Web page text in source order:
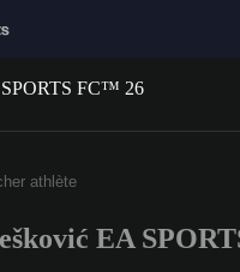
au moins 3 caractères
EA